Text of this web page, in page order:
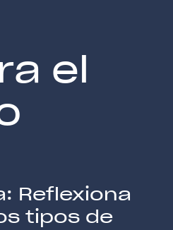
el
Reflexiona
tipos de